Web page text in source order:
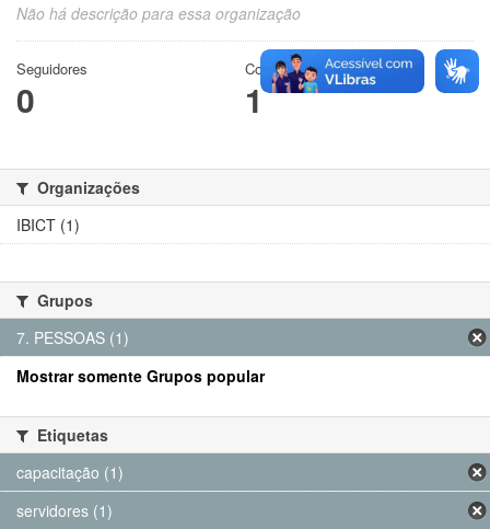
Não há descrição para essa organização
Seguidores
0
Conjuntos de dados
1
Organizações
IBICT (1)
Grupos
7. PESSOAS (1)
Mostrar somente Grupos popular
Etiquetas
capacitação (1)
servidores (1)